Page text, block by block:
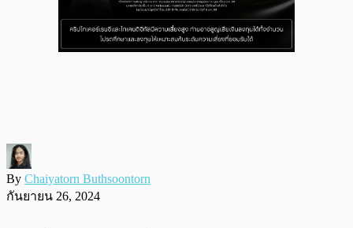
By Chaiyatorn Buthsoontorn
กันยายน 26, 2024